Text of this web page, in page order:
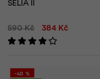
SELIA II
590 Kč 384 Kč
-40 %